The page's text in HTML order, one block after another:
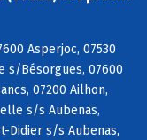
Asperjoc, 07530
s/Bésorgues, 07600
07200 Ailhon,
s/s Aubenas,
Didier s/s Aubenas,